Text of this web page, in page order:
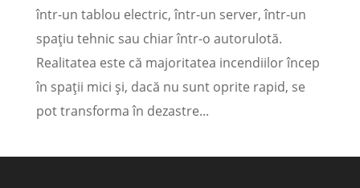
într-un tablou electric, într-un server, într-un
spațiu tehnic sau chiar într-o autorulotă.
Realitatea este că majoritatea incendiilor încep
în spații mici și, dacă nu sunt oprite rapid, se
pot transforma în dezastre...